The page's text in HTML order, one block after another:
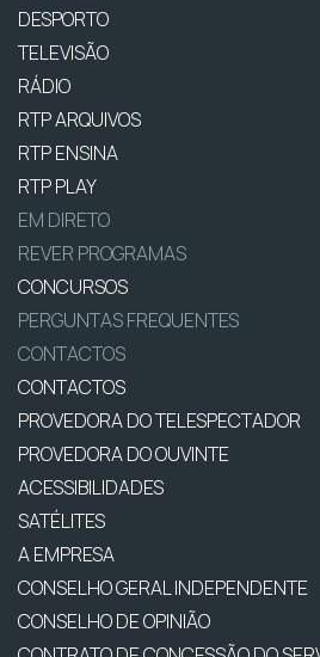
DESPORTO
TELEVISÃO
RÁDIO
RTP ARQUIVOS
RTP ENSINA
RTP PLAY
EM DIRETO
REVER PROGRAMAS
CONCURSOS
PERGUNTAS FREQUENTES
CONTACTOS
CONTACTOS
PROVEDORA DO TELESPECTADOR
PROVEDORA DO OUVINTE
ACESSIBILIDADES
SATÉLITES
A EMPRESA
CONSELHO GERAL INDEPENDENTE
CONSELHO DE OPINIÃO